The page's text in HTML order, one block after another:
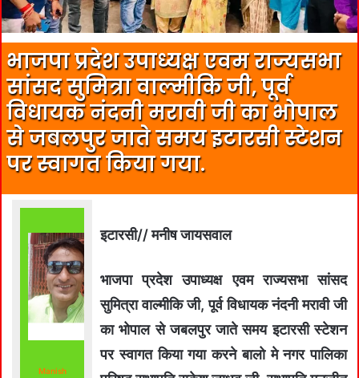
भाजपा प्रदेश उपाध्यक्ष एवम राज्यसभा
सांसद सुमित्रा वाल्मीकि जी, पूर्व
विधायक नंदनी मरावी जी का भोपाल
से जबलपुर जाते समय इटारसी स्टेशन
पर स्वागत किया गया.
Manish
इटारसी// मनीष जायसवाल
भाजपा प्रदेश उपाध्यक्ष एवम राज्यसभा सांसद
सुमित्रा वाल्मीकि जी, पूर्व विधायक नंदनी मरावी जी
का भोपाल से जबलपुर जाते समय इटारसी स्टेशन
पर स्वागत किया गया करने बालो मे नगर पालिका